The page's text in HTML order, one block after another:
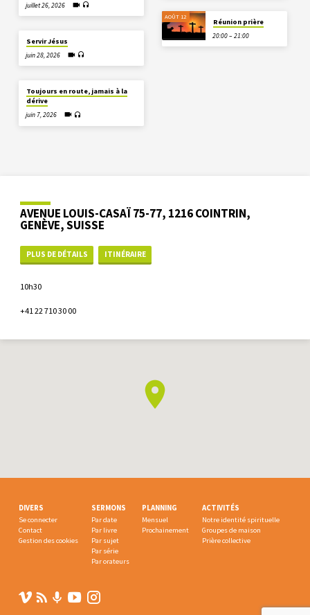
juillet 26, 2026
Servir Jésus
juin 28, 2026
Toujours en route, jamais à la
dérive
juin 7, 2026
AOÛT 12
Réunion prière
20:00 – 21:00
AVENUE LOUIS-CASAÏ 75-77, 1216 COINTRIN,
GENÈVE, SUISSE
PLUS DE DÉTAILS ITINÉRAIRE
10h30
+41 22 710 30 00
DIVERS
Se connecter
Contact
Gestion des cookies
SERMONS
Par date
Par livre
Par sujet
Par série
Par orateurs
PLANNING
Mensuel
Prochainement
ACTIVITÉS
Notre identité spirituelle
Groupes de maison
Prière collective